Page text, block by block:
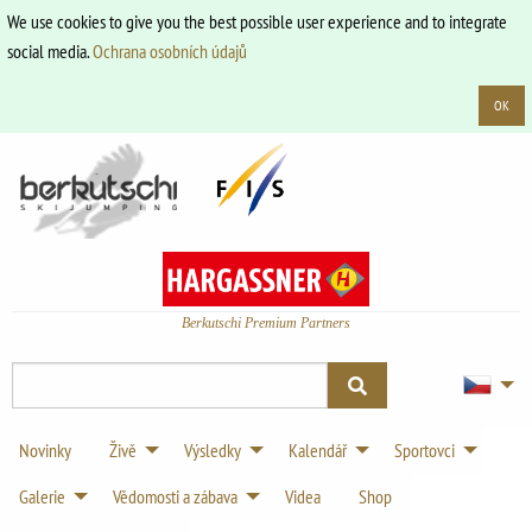
We use cookies to give you the best possible user experience and to integrate
social media.Ochrana osobních údajů
OK
Berkutschi Premium Partners
Novinky Živě Výsledky Kalendář
Sportovci
Galerie
Vědomosti a zábava Videa
Shop